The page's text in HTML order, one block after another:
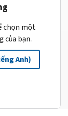
chọn một
của bạn.
Anh)